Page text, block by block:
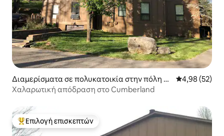
Διαμερίσματα σε πολυκατοικία στην πόλη Br
onston
Μέση
4,98 (52)
Χαλαρωτική απόδραση στο Cumberland
Κορυφαία επιλογή επισκεπτών
Επιλογή επισκεπτών